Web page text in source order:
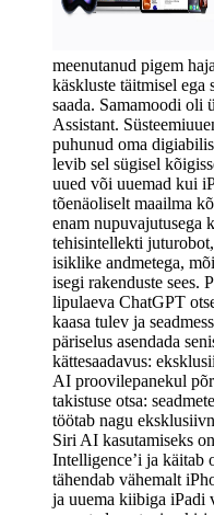
meenutanud pigem
käskluste täitmisel ega
saada. Samamoodi oli
Assistant.
puhunud oma
levib sel sügisel
uued või uuemad kui
tõenäoliselt maailma
enam nupuvajutusega
tehisintellekti
isiklike andmetega,
isegi rakenduste sees.
lipulaeva ChatGPT
kaasa tulev ja
päriselus asendada
kättesaadavus:
AI proovilepanekul
takistuse otsa:
töötab nagu
Siri AI kasutamiseks
Intelligence’i ja käitab
tähendab vähemalt
ja uuema kiibiga iPadi